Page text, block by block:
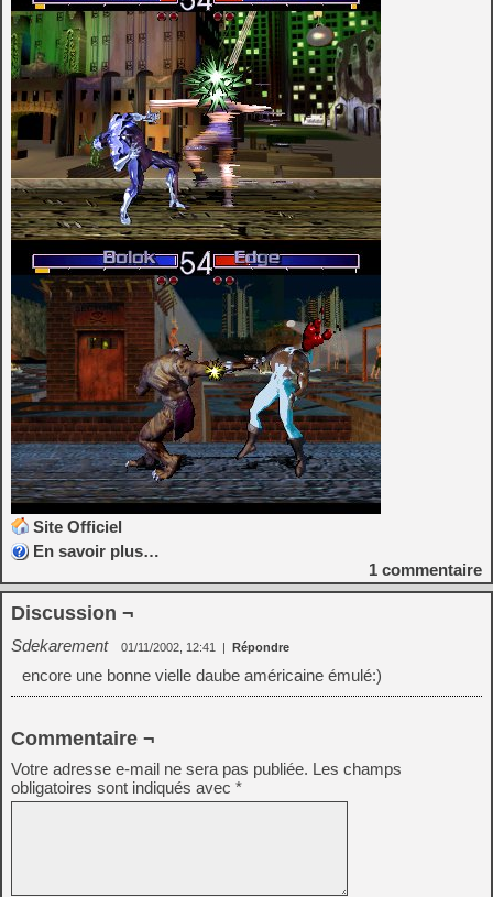
Site Officiel
En savoir plus…
1 commentaire
Discussion ¬
Sdekarement 01/11/2002, 12:41 | Répondre
encore une bonne vielle daube américaine émulé:)
Commentaire ¬
Votre adresse e-mail ne sera pas publiée. Les champs
obligatoires sont indiqués avec *